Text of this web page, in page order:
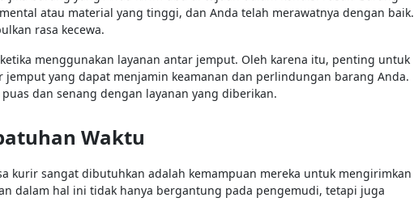
atau material yang tinggi, dan Anda telah merawatnya dengan baik.
rasa kecewa.
menggunakan layanan antar jemput. Oleh karena itu, penting untuk
yang dapat menjamin keamanan dan perlindungan barang Anda.
dan senang dengan layanan yang diberikan.
Waktu
kurir sangat dibutuhkan adalah kemampuan mereka untuk mengirimkan
dalam hal ini tidak hanya bergantung pada pengemudi, tetapi juga